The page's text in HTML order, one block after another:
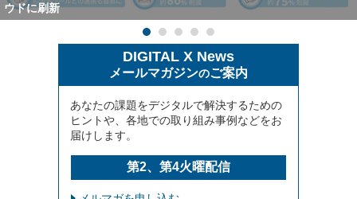
ウドに刷新
DIGITAL X News
メールマガジンのご案内
あなたの課題をデジタルで解決するための
ヒントや、各地での取り組み事例などをお
届けします。
第2、第4火曜配信